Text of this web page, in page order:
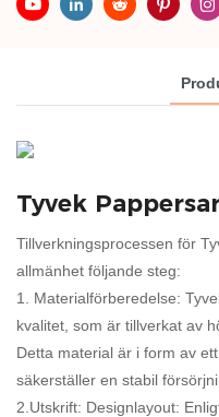
Tillverkningsprocessen för
allmänhet följande steg:
1. Materialförberedelse:
kvalitet, som är tillverkat av
Detta material är i form av
säkerställer en stabil
2.Utskrift: Designlayout: